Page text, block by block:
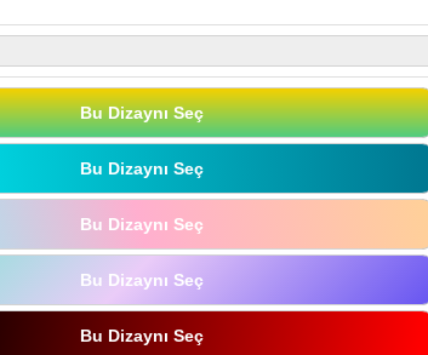
Bu Dizaynı Seç
Bu Dizaynı Seç
Bu Dizaynı Seç
Bu Dizaynı Seç
Bu Dizaynı Seç